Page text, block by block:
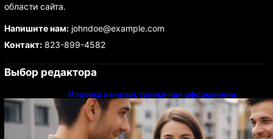
области сайта.
Напишите нам:johndoe@example.com
Контакт:823-899-4582
Выбор редактора
Ипотека на новостройки при оформлении
напрямую у застройщика